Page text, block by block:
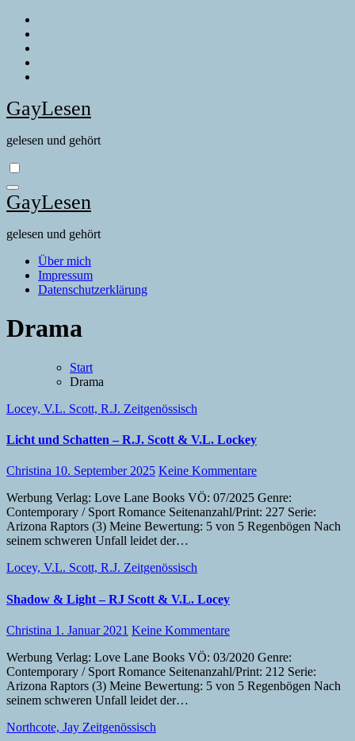
Zum
Inhalt
springen
GayLesen
gelesen und gehört
GayLesen
gelesen und gehört
Über mich
Impressum
Datenschutzerklärung
Drama
Start
Drama
Locey, V.L. Scott, R.J. Zeitgenössisch
Licht und Schatten – R.J. Scott & V.L. Lockey
Christina 10. September 2025 Keine Kommentare
Werbung Verlag: Love Lane Books VÖ: 07/2025 Genre:
Contemporary / Sport Romance Seitenanzahl/Print: 227 Serie:
Arizona Raptors (3) Meine Bewertung: 5 von 5 Regenbögen Nach
seinem schweren Unfall leidet der…
Locey, V.L. Scott, R.J. Zeitgenössisch
Shadow & Light – RJ Scott & V.L. Locey
Christina 1. Januar 2021 Keine Kommentare
Werbung Verlag: Love Lane Books VÖ: 03/2020 Genre:
Contemporary / Sport Romance Seitenanzahl/Print: 212 Serie:
Arizona Raptors (3) Meine Bewertung: 5 von 5 Regenbögen Nach
seinem schweren Unfall leidet der…
Northcote, Jay Zeitgenössisch